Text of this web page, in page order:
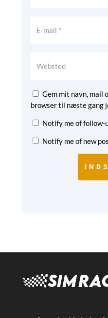
Gem mit navn, mail
browser til næste gang
Notify me of follow-
Notify me of new